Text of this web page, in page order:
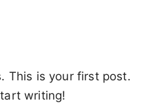
This is your first post.
writing!